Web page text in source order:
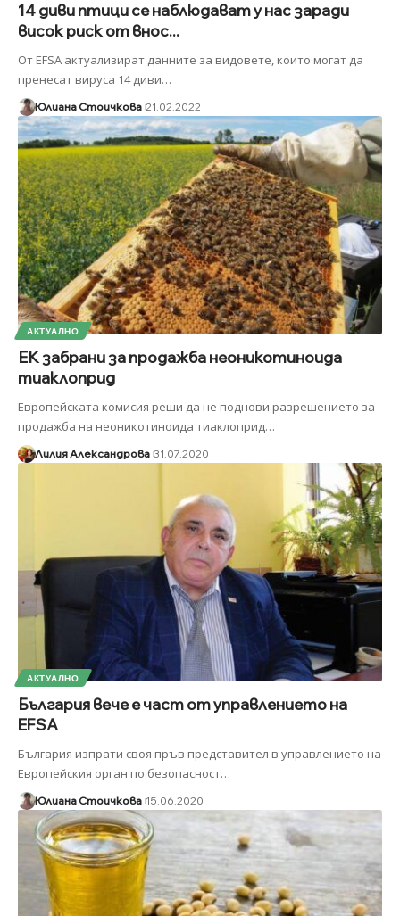
14 диви птици се наблюдават у нас заради
висок риск от внос...
От EFSA актуализират данните за видовете, които могат да
пренесат вируса 14 диви…
Юлиана Стоичкова 21.02.2022
АКТУАЛНО
ЕК забрани за продажба неоникотиноида
тиаклоприд
Европейската комисия реши да не поднови разрешението за
продажба на неоникотиноида тиаклоприд…
Лилия Александрова 31.07.2020
АКТУАЛНО
България вече е част от управлението на
EFSA
България изпрати своя пръв представител в управлението на
Европейския орган по безопасност…
Юлиана Стоичкова 15.06.2020